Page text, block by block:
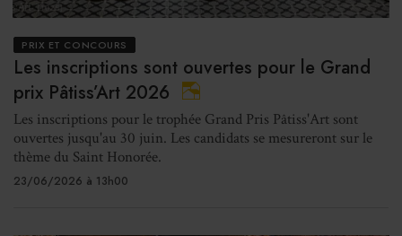
PRIX ET CONCOURS
Les inscriptions sont ouvertes pour le Grand
prix Pâtiss’Art 2026
Les inscriptions pour le trophée Grand Pris Pâtiss'Art sont
ouvertes jusqu'au 30 juin. Les candidats se mesureront sur le
thème du Saint Honorée.
23/06/2026 à 13h00